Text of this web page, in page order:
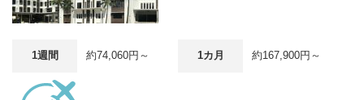
1週間 約74,060円～ 1カ月 約167,900円～